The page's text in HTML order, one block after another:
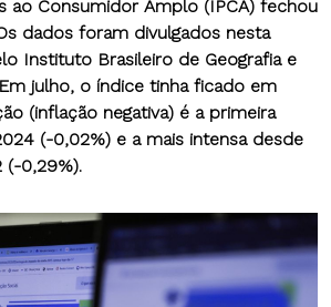
ao Consumidor Amplo (IPCA) fechou
dados foram divulgados nesta
Instituto Brasileiro de Geografia e
Em julho, o índice tinha ficado em
(inflação negativa) é a primeira
(-0,02%) e a mais intensa desde
0,29%).